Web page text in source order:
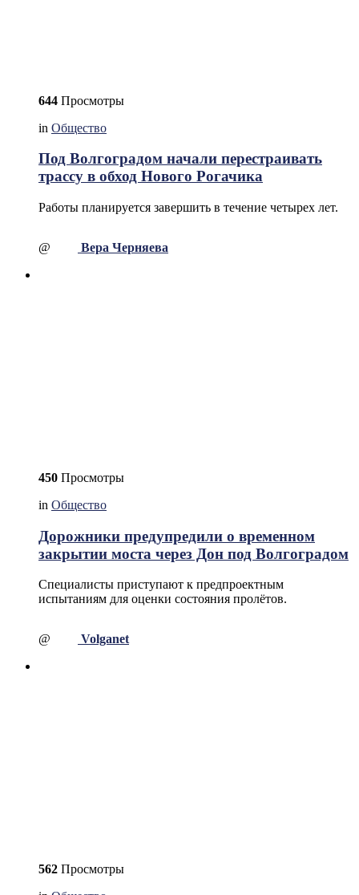
644 Просмотры
in Общество
Под Волгоградом начали перестраивать
трассу в обход Нового Рогачика
Работы планируется завершить в течение четырех лет.
@ Вера Черняева
450 Просмотры
in Общество
Дорожники предупредили о временном
закрытии моста через Дон под Волгоградом
Специалисты приступают к предпроектным
испытаниям для оценки состояния пролётов.
@ Volganet
562 Просмотры